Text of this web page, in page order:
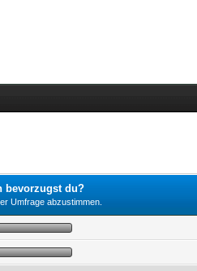
bevorzugst du?
Umfrage abzustimmen.